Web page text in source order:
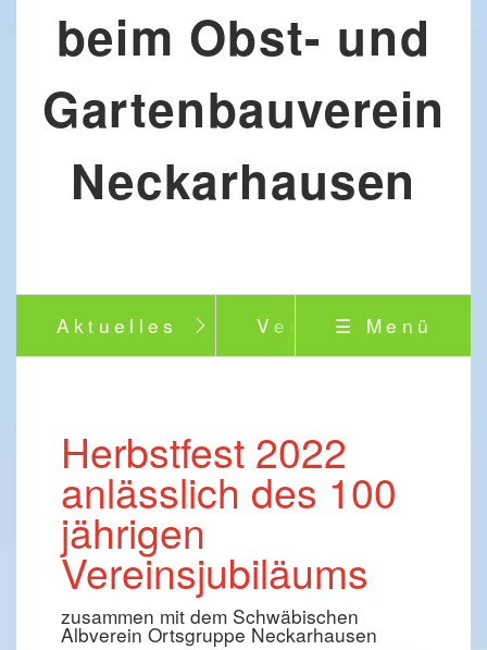
beim Obst- und
Gartenbauverein
Neckarhausen
Aktuelles Verein☰ Menü
Herbstfest 2022
anlässlich des 100
jährigen
Vereinsjubiläums
zusammen mit dem Schwäbischen
Albverein Ortsgruppe Neckarhausen